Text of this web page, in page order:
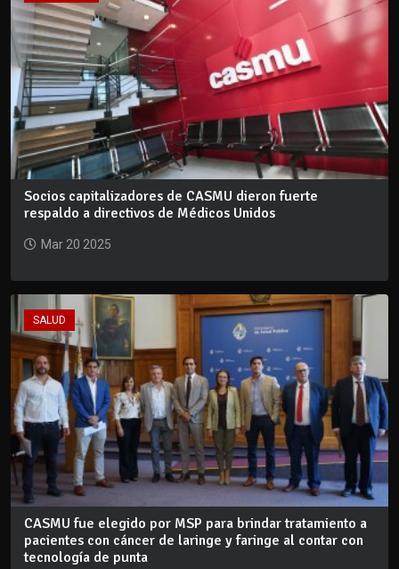
Socios capitalizadores de CASMU dieron fuerte
respaldo a directivos de Médicos Unidos
Mar 20 2025
SALUD
CASMU fue elegido por MSP para brindar tratamiento a
pacientes con cáncer de laringe y faringe al contar con
tecnología de punta